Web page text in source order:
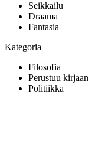
Seikkailu
Draama
Fantasia
Kategoria
Filosofia
Perustuu kirjaan
Politiikka